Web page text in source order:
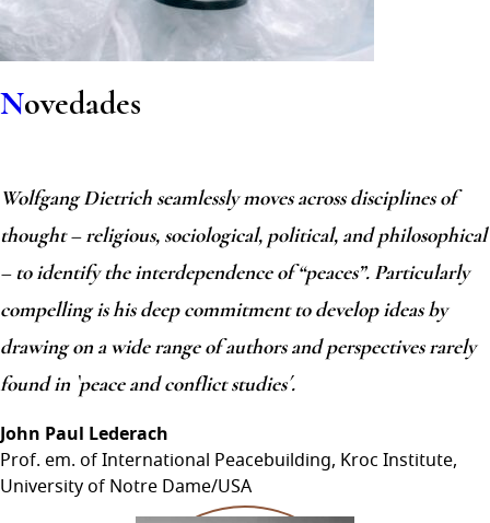
Novedades
Wolfgang Dietrich seamlessly moves across disciplines of
thought – religious, sociological, political, and philosophical
– to identify the interdependence of “peaces”. Particularly
compelling is his deep commitment to develop ideas by
drawing on a wide range of authors and perspectives rarely
found in `peace and conflict studies´.
John Paul Lederach
Prof. em. of International Peacebuilding, Kroc Institute,
University of Notre Dame/USA